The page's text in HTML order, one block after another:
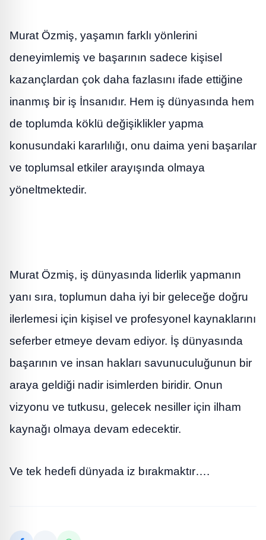
Murat Özmiş, yaşamın farklı yönlerini
deneyimlemiş ve başarının sadece kişisel
kazançlardan çok daha fazlasını ifade ettiğine
inanmış bir iş İnsanıdır. Hem iş dünyasında hem
de toplumda köklü değişiklikler yapma
konusundaki kararlılığı, onu daima yeni başarılar
ve toplumsal etkiler arayışında olmaya
yöneltmektedir.
Murat Özmiş, iş dünyasında liderlik yapmanın
yanı sıra, toplumun daha iyi bir geleceğe doğru
ilerlemesi için kişisel ve profesyonel kaynaklarını
seferber etmeye devam ediyor. İş dünyasında
başarının ve insan hakları savunuculuğunun bir
araya geldiği nadir isimlerden biridir. Onun
vizyonu ve tutkusu, gelecek nesiller için ilham
kaynağı olmaya devam edecektir.
Ve tek hedefi dünyada iz bırakmaktır….